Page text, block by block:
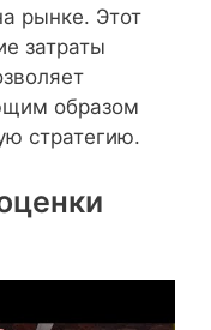
рынке. Этот
затраты
образом
стратегию.